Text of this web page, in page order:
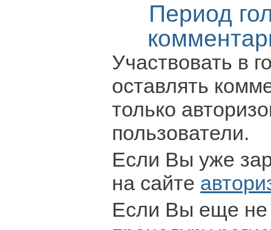
Период
Участвовать в
оставлять
только
пользователи.
Если Вы уже
на сайте
Если Вы еще не